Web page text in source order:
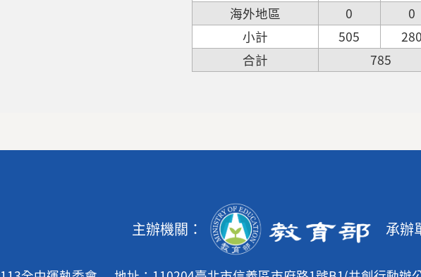
海外地區
0 0
小計
505 280
合計
785
主辦機關： 承辦